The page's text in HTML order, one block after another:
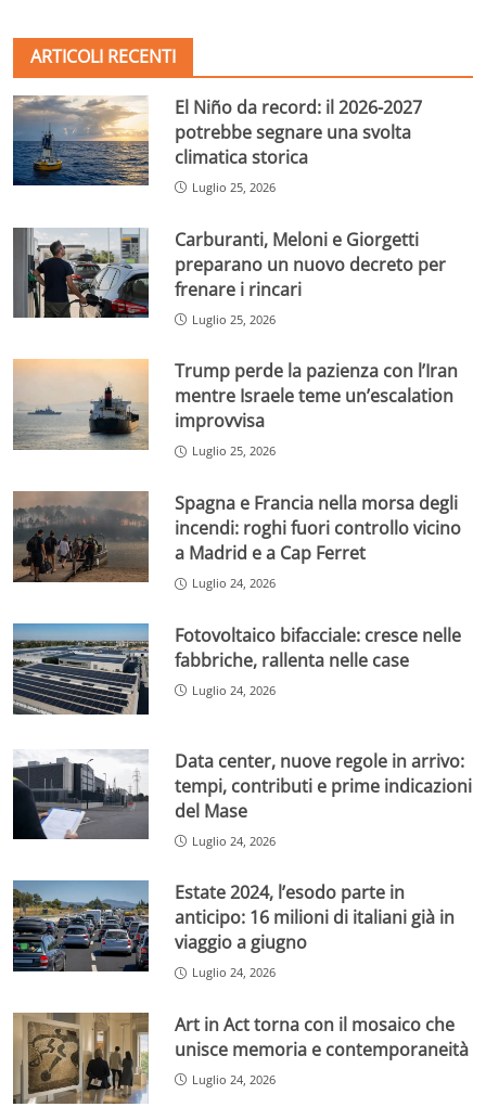
ARTICOLI RECENTI
El Niño da record: il 2026-2027
potrebbe segnare una svolta
climatica storica
Luglio 25, 2026
Carburanti, Meloni e Giorgetti
preparano un nuovo decreto per
frenare i rincari
Luglio 25, 2026
Trump perde la pazienza con l’Iran
mentre Israele teme un’escalation
improvvisa
Luglio 25, 2026
Spagna e Francia nella morsa degli
incendi: roghi fuori controllo vicino
a Madrid e a Cap Ferret
Luglio 24, 2026
Fotovoltaico bifacciale: cresce nelle
fabbriche, rallenta nelle case
Luglio 24, 2026
Data center, nuove regole in arrivo:
tempi, contributi e prime indicazioni
del Mase
Luglio 24, 2026
Estate 2024, l’esodo parte in
anticipo: 16 milioni di italiani già in
viaggio a giugno
Luglio 24, 2026
Art in Act torna con il mosaico che
unisce memoria e contemporaneità
Luglio 24, 2026